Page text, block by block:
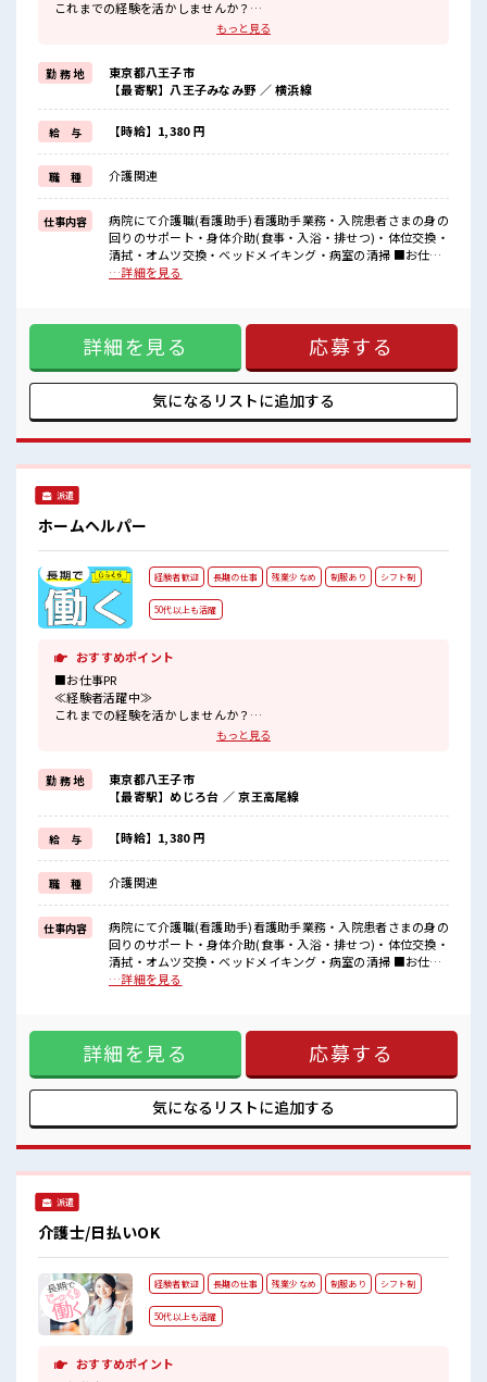
これまでの経験を活かしませんか？
≪時間にメリハリを≫
残業はほとんどナシ！
場合によってはお願いすることもあります♪
≪ラクラク制服アリ≫
制服があるので、
毎日の服装の悩み解消♪
≪自分に向いている仕事が探せる≫
困った事などがあれば、
担当がしっかりサポートします！
■職場の雰囲気
残業はほとんどなし！
プライベートも謳歌できる☆
もっと見る
勤 務 地
東京都八王子市
【最寄駅】八王子みなみ野 ／ 横浜線
給 与 【時給】1,380 円
職 種 介護関連
仕事内容
病院にて介護職(看護助手)看護助手業務・入院患者さまの身の
回りのサポート・身体介助(食事・入浴・排せつ)・体位交換・
清拭・オムツ交換・ベッドメイキング・病室の清掃 ■お仕事
PR ≪経験者優遇≫ これまでの経験を活かしませんか？ ブラン
お願いすることもあります♪ ≪ラクラク制服アリ≫ 制服があ
るので、 毎日の服装の悩み解消♪ ≪自分に向いている仕事が
探せる≫ 困った事などがあれば、 担当がしっかりサポートし
ます！ ■職場の雰囲気 残業はほとんどなし！ プライベートも
謳歌できる☆ あなたのスキルを活かしませんか？
…詳細を見る
詳細を見る 応募する
気になるリストに追加する
派遣
ホームヘルパー
経験者歓迎 長期の仕事 残業少なめ 制服あり シフト制
50代以上も活躍
おすすめポイント
■お仕事PR
≪経験者活躍中≫
これまでの経験を活かしませんか？
≪無理なく働ける≫
場合によってはお願いすることもありますが、
残業はほとんどナシ！
制服があると毎日の服選びに悩まずOK♪
≪自分に合った期間で働ける≫
福利厚生が整った派遣のお仕事です！
■職場の雰囲気
残業はほとんどありません！
今までの経験やスキルを活かして新しいフィールドで活躍するチャ
ンス！
もっと見る
勤 務 地
東京都八王子市
【最寄駅】めじろ台 ／ 京王高尾線
給 与 【時給】1,380 円
職 種 介護関連
仕事内容
病院にて介護職(看護助手)看護助手業務・入院患者さまの身の
回りのサポート・身体介助(食事・入浴・排せつ)・体位交換・
清拭・オムツ交換・ベッドメイキング・病室の清掃 ■お仕事
PR ≪経験者活躍中≫ これまでの経験を活かしませんか？ ブラ
ありますが、 残業はほとんどナシ！ 制服があると毎日の服選
びに悩まずOK♪ ≪自分に合った期間で働ける≫ 福利厚生が
整った派遣のお仕事です！ ■職場の雰囲気 残業はほとんどあ
りません！ 今までの経験やスキルを活かして新しいフィール
ドで活躍するチャンス！
…詳細を見る
詳細を見る 応募する
気になるリストに追加する
派遣
介護士/日払いOK
経験者歓迎 長期の仕事 残業少なめ 制服あり シフト制
50代以上も活躍
おすすめポイント